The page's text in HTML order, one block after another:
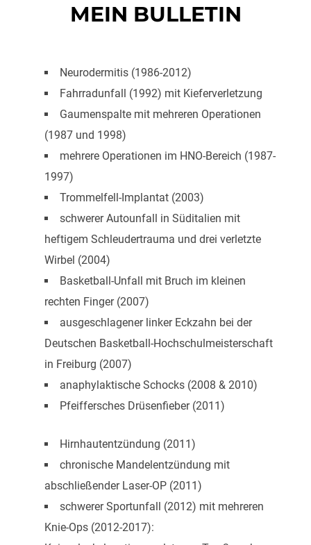
MEIN BULLETIN
Neurodermitis (1986-2012)
Fahrradunfall (1992) mit Kieferverletzung
Gaumenspalte mit mehreren Operationen
(1987 und 1998)
mehrere Operationen im HNO-Bereich (1987-
1997)
Trommelfell-Implantat (2003)
schwerer Autounfall in Süditalien mit
heftigem Schleudertrauma und drei verletzte
Wirbel (2004)
Basketball-Unfall mit Bruch im kleinen
rechten Finger (2007)
ausgeschlagener linker Eckzahn bei der
Deutschen Basketball-Hochschulmeisterschaft
in Freiburg (2007)
anaphylaktische Schocks (2008 & 2010)
Pfeiffersches Drüsenfieber (2011)
Hirnhautentzündung (2011)
chronische Mandelentzündung mit
abschließender Laser-OP (2011)
schwerer Sportunfall (2012) mit mehreren
Knie-Ops (2012-2017):